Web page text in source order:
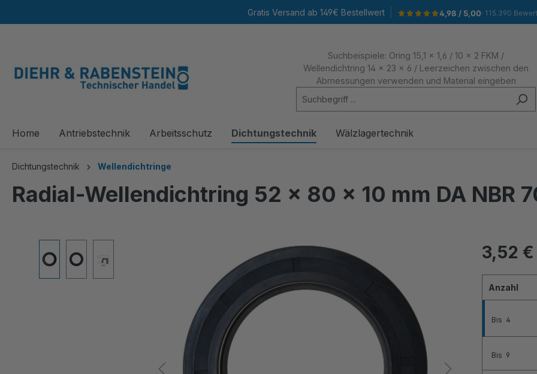
Gratis Versand ab 149€ Bestellwert 4,98 / 5,00· 115.390
Suchbeispiele: Oring 15,1 x 1,6 / 10 x 2 FKM /
Wellendichtring 14 x 23 x 6 / Leerzeichen zwischen den
Abmessungen verwenden und Material eingeben
Home Antriebstechnik Arbeitsschutz Dichtungstechnik Wälzlagertechnik
Dichtungstechnik Wellendichtringe
Radial-Wellendichtring 52 x 80 x 10 mm DA NBR
3,52 €
Anzahl
Bis 4
Bis 9